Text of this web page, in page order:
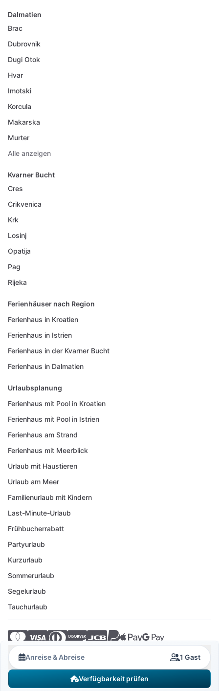
Anreise & Abreise 1 Gast
Verfügbarkeit prüfen
Dalmatien
Brac
Dubrovnik
Dugi Otok
Hvar
Imotski
Korcula
Makarska
Murter
Alle anzeigen
Kvarner Bucht
Cres
Crikvenica
Krk
Losinj
Opatija
Pag
Rijeka
Ferienhäuser nach Region
Ferienhaus in Kroatien
Ferienhaus in Istrien
Ferienhaus in der Kvarner Bucht
Ferienhaus in Dalmatien
Urlaubsplanung
Ferienhaus mit Pool in Kroatien
Ferienhaus mit Pool in Istrien
Ferienhaus am Strand
Ferienhaus mit Meerblick
Urlaub mit Haustieren
Urlaub am Meer
Familienurlaub mit Kindern
Last-Minute-Urlaub
Frühbucherrabatt
Partyurlaub
Kurzurlaub
Sommerurlaub
Segelurlaub
Tauchurlaub
© 2026 Crovillas GmbH